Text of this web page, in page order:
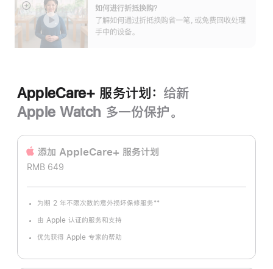
如何进行折抵换购？
了解如何通过折抵换购省一笔，或免费回收处理
手中的设备。
展
AppleCare+ 服务计划： 给新
Apple Watch 多一份保护。
添加 AppleCare+ 服务计‍划
RMB 649
为期 2 年不限次数的意外损坏保修服务
注
**
由 Apple 认证的服务和支持
优先获得 Apple 专家的帮助